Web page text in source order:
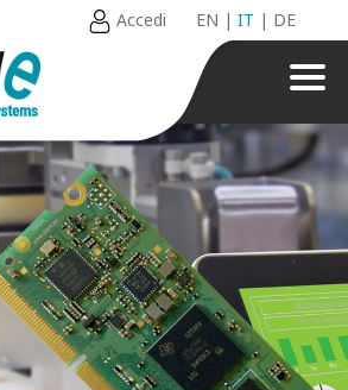
Accedi EN |IT | DE